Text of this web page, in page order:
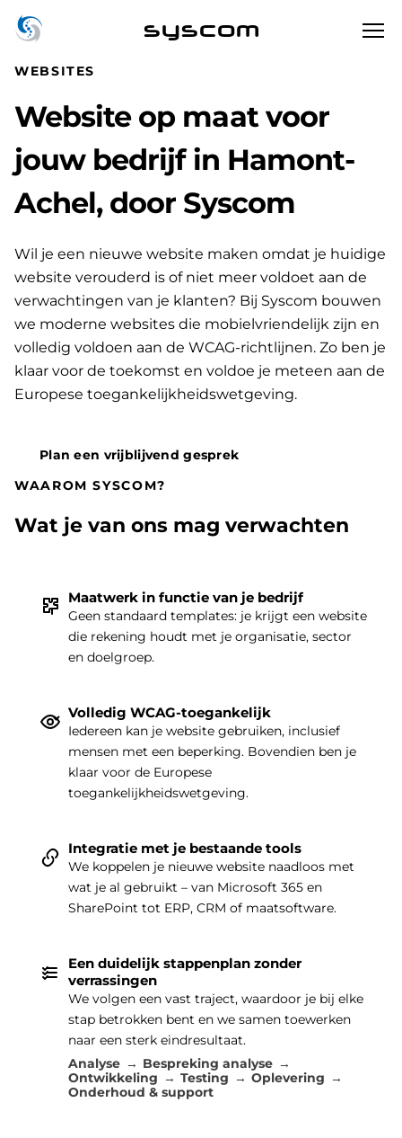
syscom
|
WEBSITES
Website op maat voor
jouw bedrijf in Hamont-
Achel, door Syscom
Wil je een nieuwe website maken omdat je huidige
website verouderd is of niet meer voldoet aan de
verwachtingen van je klanten? Bij Syscom bouwen
we moderne websites die mobielvriendelijk zijn en
volledig voldoen aan de WCAG-richtlijnen. Zo ben je
klaar voor de toekomst en voldoe je meteen aan de
Europese toegankelijkheidswetgeving.
Plan een vrijblijvend gesprek
WAAROM SYSCOM?
Wat je van ons mag verwachten
Maatwerk in functie van je bedrijf
Geen standaard templates: je krijgt een website
die rekening houdt met je organisatie, sector
en doelgroep.
Volledig WCAG-toegankelijk
Iedereen kan je website gebruiken, inclusief
mensen met een beperking. Bovendien ben je
klaar voor de Europese
toegankelijkheidswetgeving.
Integratie met je bestaande tools
We koppelen je nieuwe website naadloos met
wat je al gebruikt – van Microsoft 365 en
SharePoint tot ERP, CRM of maatsoftware.
Een duidelijk stappenplan zonder
verrassingen
We volgen een vast traject, waardoor je bij elke
stap betrokken bent en we samen toewerken
naar een sterk eindresultaat.
Analyse
Bespreking analyse
Ontwikkeling
Testing
Oplevering
Onderhoud & support